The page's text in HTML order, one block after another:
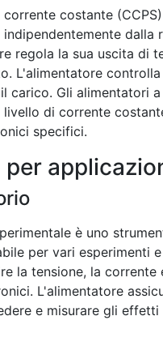
costante
dalla
regola la sua uscita di
L'alimentatore
carico. Gli alimentatori
di corrente
specifici.
per
è uno
per vari esperimenti
la tensione, la
L'alimentatore
e misurare gli